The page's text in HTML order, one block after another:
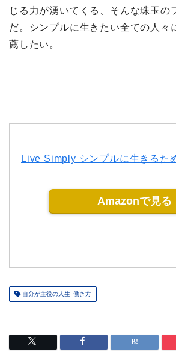
じる力が湧いてくる、そんな珠玉の
だ。シンプルに生きたい全ての人々
薦したい。
Live Simply シンプルに生きるた
Amazonで見る
自分が主役の人生･働き方